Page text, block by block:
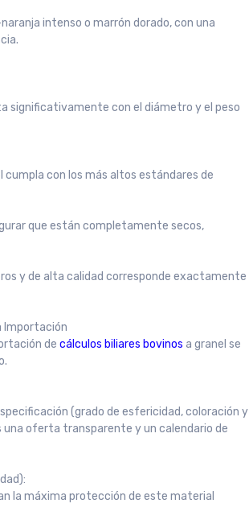
intenso o marrón dorado, con una
significativamente con el diámetro y el peso
cumpla con los más altos estándares de
que están completamente secos,
y de alta calidad corresponde exactamente
Importación
decálculos biliares bovinos a granel se
(grado de esfericidad, coloración y
una oferta transparente y un calendario de
la máxima protección de este material